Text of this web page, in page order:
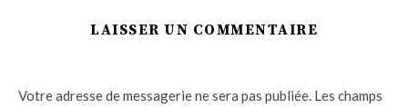
LAISSER UN COMMENTAIRE
Votre adresse de messagerie ne sera pas publiée. Les champs